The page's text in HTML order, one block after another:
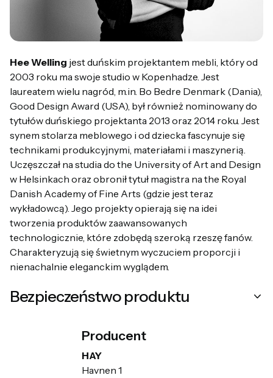
Hee Welling jest duńskim projektantem mebli, który od
2003 roku ma swoje studio w Kopenhadze. Jest
laureatem wielu nagród, m.in. Bo Bedre Denmark (Dania),
Good Design Award (USA), był również nominowany do
tytułów duńskiego projektanta 2013 oraz 2014 roku. Jest
synem stolarza meblowego i od dziecka fascynuje się
technikami produkcyjnymi, materiałami i maszynerią.
Uczęszczał na studia do the University of Art and Design
w Helsinkach oraz obronił tytuł magistra na the Royal
Danish Academy of Fine Arts (gdzie jest teraz
wykładowcą). Jego projekty opierają się na idei
tworzenia produktów zaawansowanych
technologicznie, które zdobędą szeroką rzeszę fanów.
Charakteryzują się świetnym wyczuciem proporcji i
nienachalnie eleganckim wyglądem.
Bezpieczeństwo produktu
Producent
HAY
Havnen 1